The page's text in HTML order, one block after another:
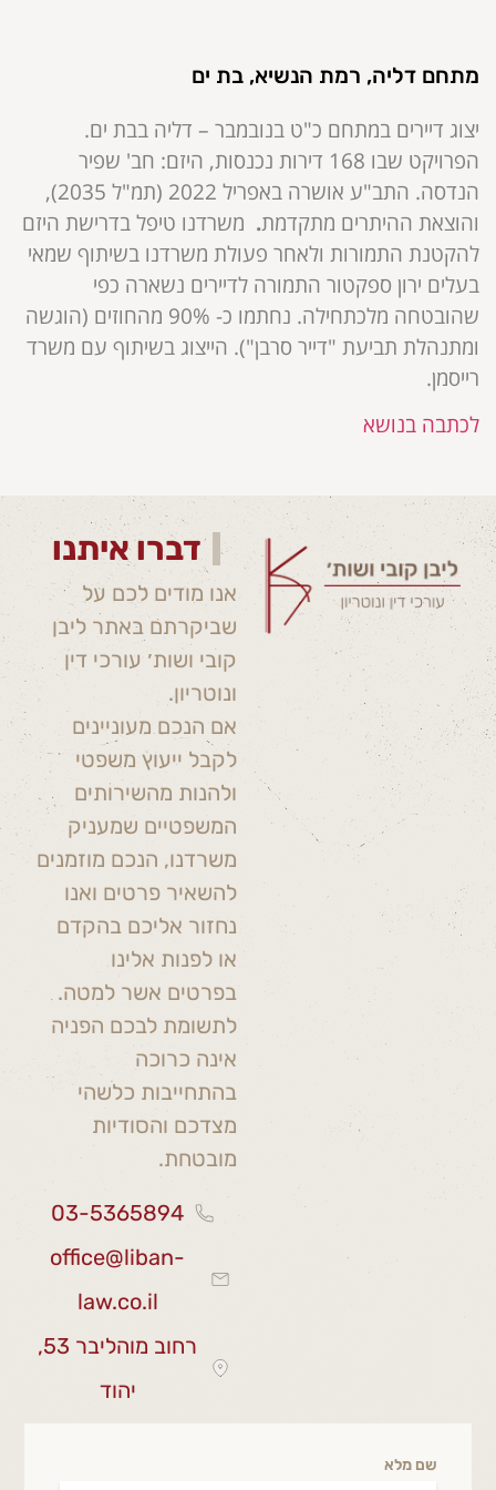
מתחם דליה, רמת הנשיא, בת ים
יצוג דיירים במתחם כ"ט בנובמבר – דליה בבת ים.
הפרויקט שבו 168 דירות נכנסות, היזם: חב' שפיר
הנדסה. התב"ע אושרה באפריל 2022 (תמ"ל 2035),
והוצאת ההיתרים מתקדמת. משרדנו טיפל בדרישת היזם
להקטנת התמורות ולאחר פעולת משרדנו בשיתוף שמאי
בעלים ירון ספקטור התמורה לדיירים נשארה כפי
שהובטחה מלכתחילה. נחתמו כ- 90% מהחוזים (הוגשה
ומתנהלת תביעת "דייר סרבן"). הייצוג בשיתוף עם משרד
רייסמן.
לכתבה בנושא
דברו איתנו
אנו מודים לכם על
שביקרתם באתר ליבן
קובי ושות׳ עורכי דין
ונוטריון.
אם הנכם מעוניינים
לקבל ייעוץ משפטי
ולהנות מהשירותים
המשפטיים שמעניק
משרדנו, הנכם מוזמנים
להשאיר פרטים ואנו
נחזור אליכם בהקדם
או לפנות אלינו
בפרטים אשר למטה.
לתשומת לבכם הפניה
אינה כרוכה
בהתחייבות כלשהי
מצדכם והסודיות
מובטחת.
03-5365894
office@liban-
law.co.il
רחוב מוהליבר 53,
יהוד
שם מלא